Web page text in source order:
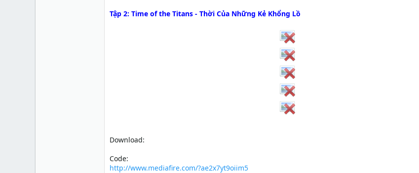
Tập 2: Time of the Titans - Thời Của Những Kẻ Khổng Lồ
Download:
Code:
http://www.mediafire.com/?ae2x7yt9oiim5